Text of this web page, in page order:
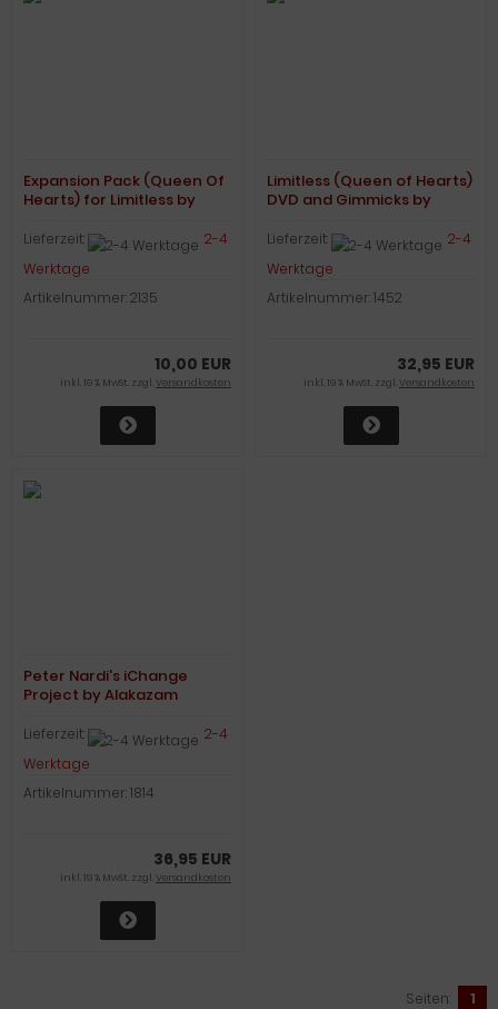
Expansion Pack (Queen Of
Hearts) for Limitless by
Lieferzeit:
2-4
Werktage
Artikelnummer: 2135
10,00 EUR
inkl. 19 % MwSt. zzgl.Versandkosten
Limitless (Queen of Hearts)
DVD and Gimmicks by
Lieferzeit:
2-4
Werktage
Artikelnummer: 1452
32,95 EUR
inkl. 19 % MwSt. zzgl.Versandkosten
Peter Nardi's iChange
Project by Alakazam
Lieferzeit:
2-4
Werktage
Artikelnummer: 1814
36,95 EUR
inkl. 19 % MwSt. zzgl.Versandkosten
Seiten: 1